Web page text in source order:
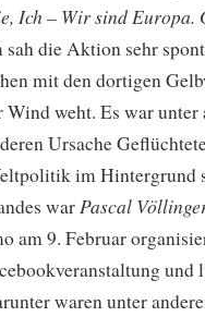
Ich – Wir sind Europa.
die Aktion sehr
mit den dortigen
weht. Es war unter
Ursache
im Hintergrund
warPascal
am 9. Februar
waren unter